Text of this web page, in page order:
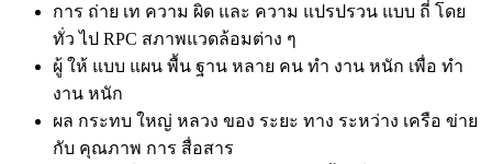
การ ถ่าย เท ความ ผิด และ ความ แปรปรวน แบบ ถี่ โดย
ทั่ว ไป RPC สภาพแวดล้อมต่าง ๆ
ผู้ ให้ แบบ แผน พื้น ฐาน หลาย คน ทํา งาน หนัก เพื่อ ทํา
งาน หนัก
ผล กระทบ ใหญ่ หลวง ของ ระยะ ทาง ระหว่าง เครือ ข่าย
กับ คุณภาพ การ สื่อสาร